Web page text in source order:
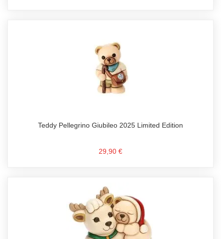
Teddy Pellegrino Giubileo 2025 Limited Edition
29,90 €